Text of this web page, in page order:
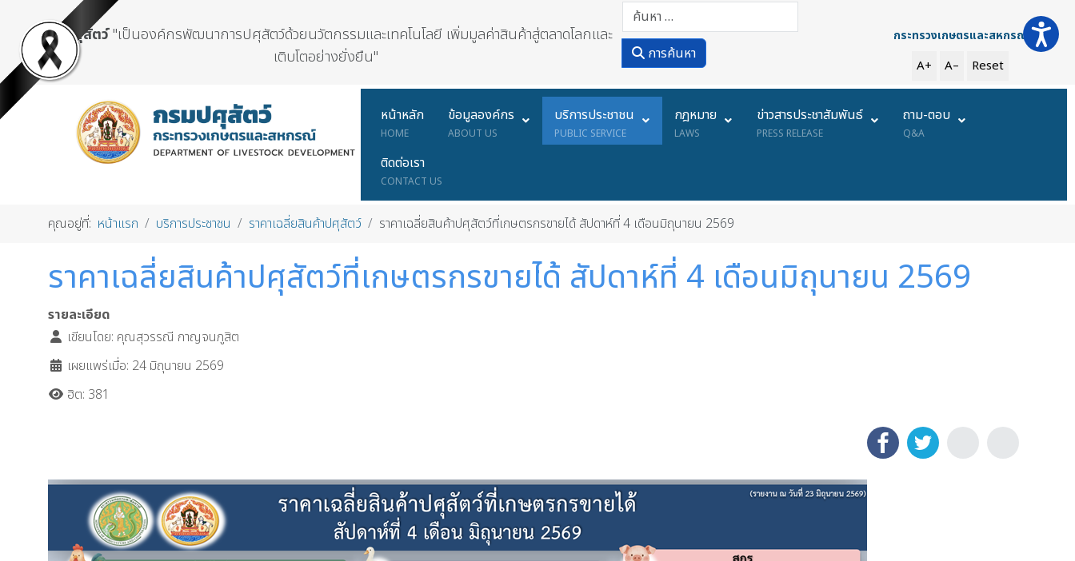
กรมปศุสัตว์"เป็นองค์กรพัฒนาการปศุสัตว์ด้วยนวัตกรรมและเทคโนโลยี เพิ่มมูลค่าสินค้าสู่ตลาดโลกและ
เติบโตอย่างยั่งยืน"
การค้นหา
กระทรวงเกษตรและสหกรณ์
A+ A– Reset
หน้าหลัก
HOME
ข้อมูลองค์กร
ABOUT US
บริการประชาชน
PUBLIC SERVICE
กฎหมาย
LAWS
ข่าวสารประชาสัมพันธ์
PRESS RELEASE
ถาม-ตอบ
Q&A
ติดต่อเรา
CONTACT US
คุณอยู่ที่: หน้าแรก บริการประชาชน ราคาเฉลี่ยสินค้าปศุสัตว์ ราคาเฉลี่ยสินค้าปศุสัตว์ที่เกษตรกรขายได้ สัปดาห์ที่ 4 เดือนมิถุนายน 2569
ราคาเฉลี่ยสินค้าปศุสัตว์ที่เกษตรกรขายได้ สัปดาห์ที่ 4 เดือนมิถุนายน 2569
รายละเอียด
เขียนโดย: คุณสุวรรณี กาญจนภูสิต
เผยแพร่เมื่อ: 24 มิถุนายน 2569
ฮิต: 381